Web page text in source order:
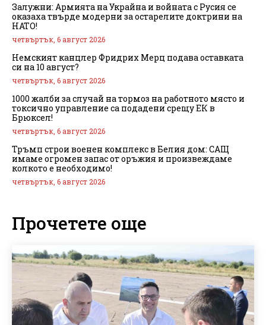
Залужни: Армията на Украйна и войната с Русия се
оказаха твърде модерни за остарелите доктрини на
НАТО!
четвъртък, 6 август 2026
Немският канцлер Фридрих Мерц подава оставката
си на 10 август?
четвъртък, 6 август 2026
1000 жалби за случай на тормоз на работното място и
токсично управление са подадени срещу ЕК в
Брюксел!
четвъртък, 6 август 2026
Тръмп строи военен комплекс в Белия дом: САЩ
имаме огромен запас от оръжия и произвеждаме
колкото е необходимо!
четвъртък, 6 август 2026
Прочетете още